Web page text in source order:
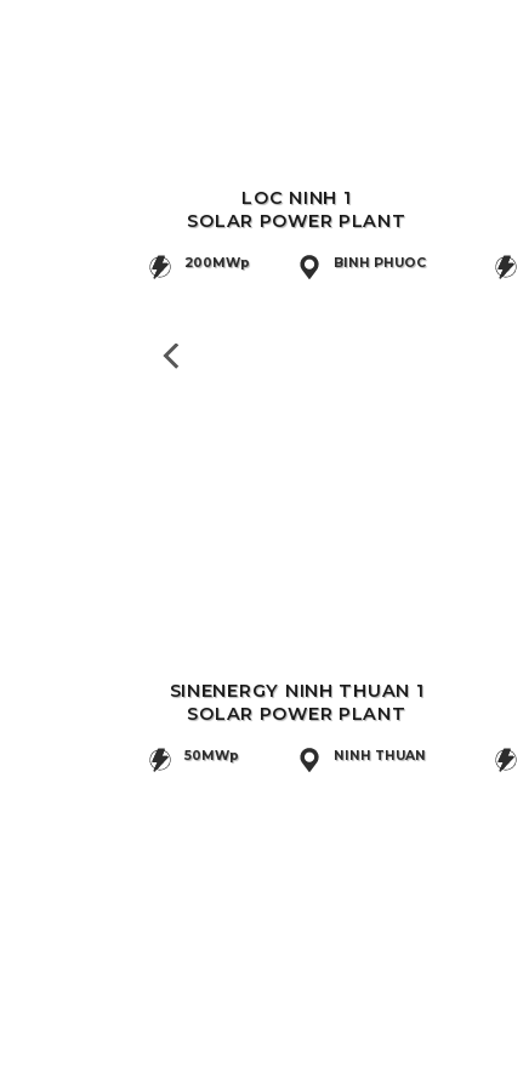
LOC NINH 1
SOLAR POWER PLANT
200MWp BINH PHUOC
SINENERGY NINH THUAN 1
SOLAR POWER PLANT
50MWp NINH THUAN